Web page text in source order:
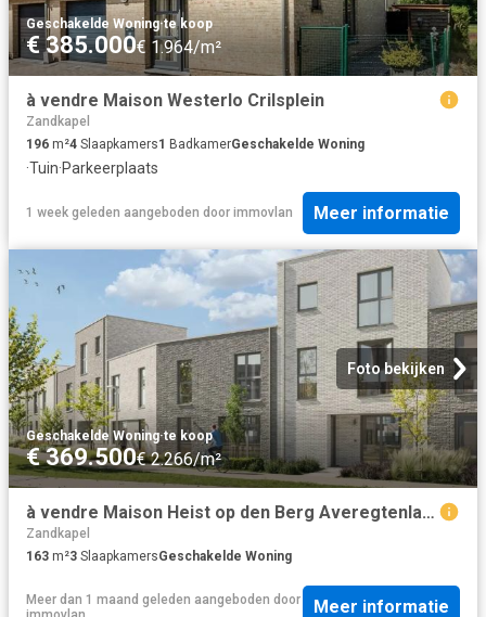
Geschakelde Woning·te koop
€ 385.000€ 1.964/m²
à vendre Maison Westerlo Crilsplein
Zandkapel
196 m²4 Slaapkamers1 BadkamerGeschakelde Woning
·Tuin·Parkeerplaats
1 week geleden aangeboden door immovlan Meer informatie
Foto bekijken
Geschakelde Woning·te koop
€ 369.500€ 2.266/m²
à vendre Maison Heist op den Berg Averegtenlaan
Zandkapel
163 m²3 SlaapkamersGeschakelde Woning
Meer dan 1 maand geleden aangeboden door
Meer informatie